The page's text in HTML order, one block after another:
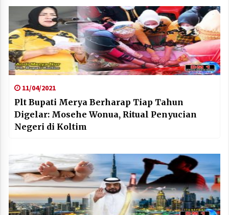
11/04/2021
Plt Bupati Merya Berharap Tiap Tahun
Digelar: Mosehe Wonua, Ritual Penyucian
Negeri di Koltim